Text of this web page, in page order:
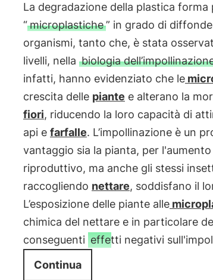
La degradazione della plastica
“microplastiche” in grado di
organismi, tanto che, è stata
livelli, nella biologia
infatti, hanno evidenziato che le
crescita delle piante e alterano la
fiori, riducendo la loro capacità di
api e farfalle. L’impollinazione è un
vantaggio sia la pianta, per
riproduttivo, ma anche gli stessi
raccogliendo nettare, soddisfano il
L’esposizione delle piante alle
chimica del nettare e in particolare
conseguenti effetti negativi
Continua